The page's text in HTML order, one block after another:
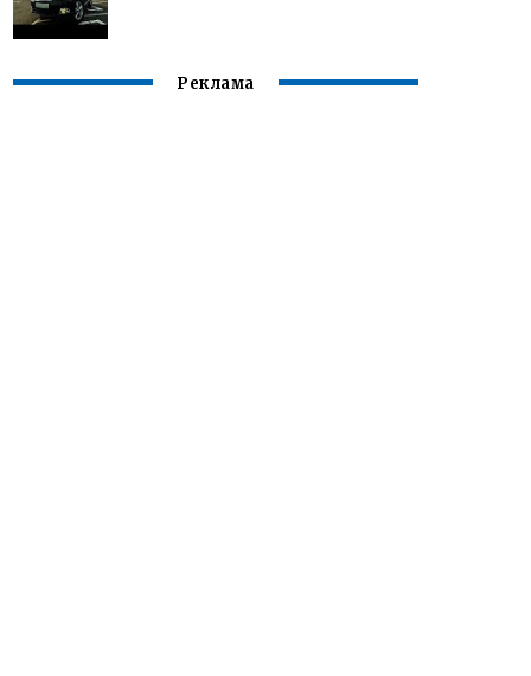
Реклама